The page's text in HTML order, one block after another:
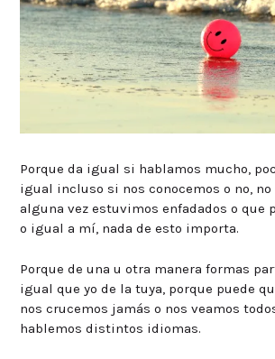
Porque da igual si hablamos mucho,
igual incluso si nos conocemos o no,
alguna vez estuvimos enfadados o que
o igual a mí, nada de esto importa.
Porque de una u otra manera formas
igual que yo de la tuya, porque puede
nos crucemos jamás o nos veamos
hablemos distintos idiomas.